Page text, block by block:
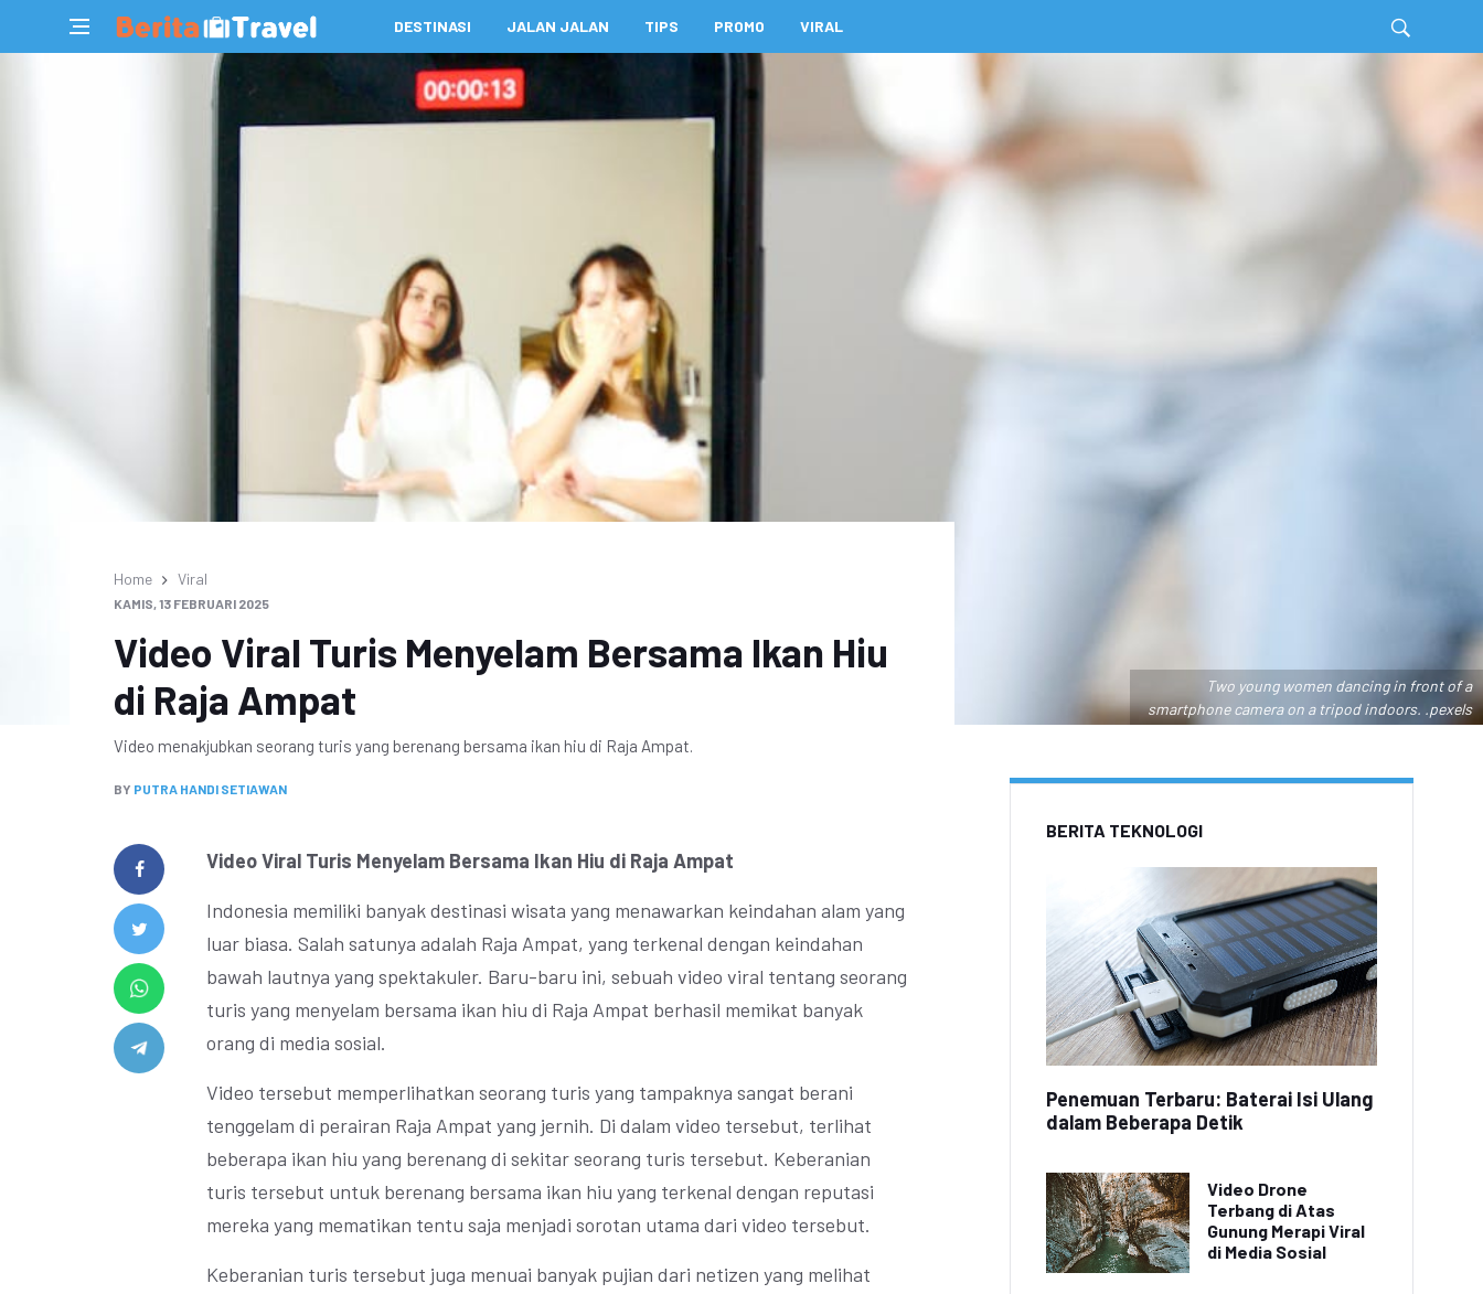
DESTINASI JALAN JALAN TIPS PROMO VIRAL
Two young women dancing in front of a
smartphone camera on a tripod indoors. .pexels
Home Viral
KAMIS, 13 FEBRUARI 2025
Video Viral Turis Menyelam Bersama Ikan Hiu
di Raja Ampat
Video menakjubkan seorang turis yang berenang bersama ikan hiu di Raja Ampat.
BY PUTRA HANDI SETIAWAN
Video Viral Turis Menyelam Bersama Ikan Hiu di Raja Ampat
Indonesia memiliki banyak destinasi wisata yang menawarkan keindahan alam yang
luar biasa. Salah satunya adalah Raja Ampat, yang terkenal dengan keindahan
bawah lautnya yang spektakuler. Baru-baru ini, sebuah video viral tentang seorang
turis yang menyelam bersama ikan hiu di Raja Ampat berhasil memikat banyak
orang di media sosial.
Video tersebut memperlihatkan seorang turis yang tampaknya sangat berani
tenggelam di perairan Raja Ampat yang jernih. Di dalam video tersebut, terlihat
beberapa ikan hiu yang berenang di sekitar seorang turis tersebut. Keberanian
turis tersebut untuk berenang bersama ikan hiu yang terkenal dengan reputasi
mereka yang mematikan tentu saja menjadi sorotan utama dari video tersebut.
Keberanian turis tersebut juga menuai banyak pujian dari netizen yang melihat
BERITA TEKNOLOGI
Penemuan Terbaru: Baterai Isi Ulang
dalam Beberapa Detik
Video Drone
Terbang di Atas
Gunung Merapi Viral
di Media Sosial